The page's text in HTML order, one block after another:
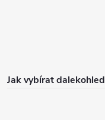
Jak vybírat dalekohled